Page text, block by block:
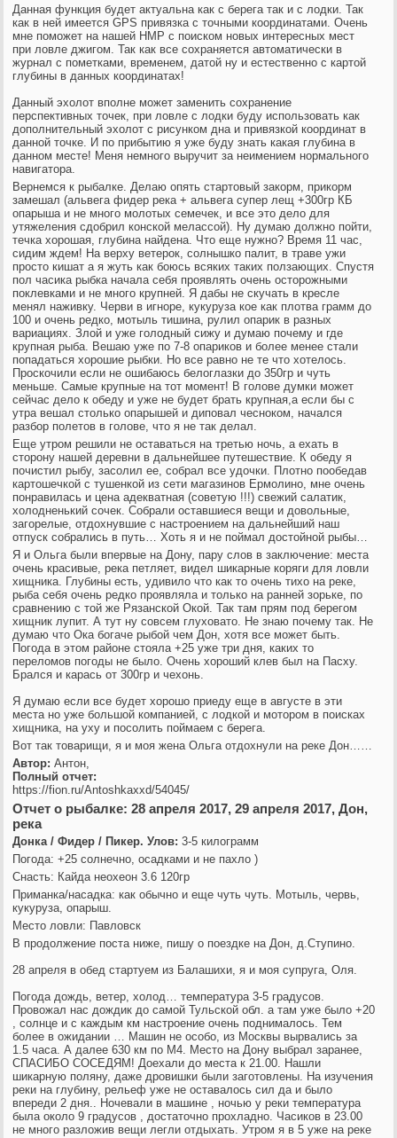
Данная функция будет актуальна как с берега так и с лодки. Так
как в ней имеется GPS привязка с точными координатами. Очень
мне поможет на нашей НМР с поиском новых интересных мест
при ловле джигом. Так как все сохраняется автоматически в
журнал с пометками, временем, датой ну и естественно с картой
глубины в данных координатах!
Данный эхолот вполне может заменить сохранение
перспективных точек, при ловле с лодки буду использовать как
дополнительный эхолот с рисунком дна и привязкой координат в
данной точке. И по прибытию я уже буду знать какая глубина в
данном месте! Меня немного выручит за неимением нормального
навигатора.
Вернемся к рыбалке. Делаю опять стартовый закорм, прикорм
замешал (альвега фидер река + альвега супер лещ +300гр КБ
опарыша и не много молотых семечек, и все это дело для
утяжеления сдобрил конской мелассой). Ну думаю должно пойти,
течка хорошая, глубина найдена. Что еще нужно? Время 11 час,
сидим ждем! На верху ветерок, солнышко палит, в траве ужи
просто кишат а я жуть как боюсь всяких таких ползающих. Спустя
пол часика рыбка начала себя проявлять очень осторожными
поклевками и не много крупней. Я дабы не скучать в кресле
менял наживку. Черви в игноре, кукуруза кое как плотва грамм до
100 и очень редко, мотыль тишина, рулил опарик в разных
вариациях. Злой и уже голодный сижу и думаю почему и где
крупная рыба. Вешаю уже по 7-8 опариков и более менее стали
попадаться хорошие рыбки. Но все равно не те что хотелось.
Проскочили если не ошибаюсь белоглазки до 350гр и чуть
меньше. Самые крупные на тот момент! В голове думки может
сейчас дело к обеду и уже не будет брать крупная,а если бы с
утра вешал столько опарышей и диповал чесноком, начался
разбор полетов в голове, что я не так делал.
Еще утром решили не оставаться на третью ночь, а ехать в
сторону нашей деревни в дальнейшее путешествие. К обеду я
почистил рыбу, засолил ее, собрал все удочки. Плотно пообедав
картошечкой с тушенкой из сети магазинов Ермолино, мне очень
понравилась и цена адекватная (советую !!!) свежий салатик,
холодненький сочек. Собрали оставшиеся вещи и довольные,
загорелые, отдохнувшие с настроением на дальнейший наш
отпуск собрались в путь… Хоть я и не поймал достойной рыбы…
Я и Ольга были впервые на Дону, пару слов в заключение: места
очень красивые, река петляет, видел шикарные коряги для ловли
хищника. Глубины есть, удивило что как то очень тихо на реке,
рыба себя очень редко проявляла и только на ранней зорьке, по
сравнению с той же Рязанской Окой. Так там прям под берегом
хищник лупит. А тут ну совсем глуховато. Не знаю почему так. Не
думаю что Ока богаче рыбой чем Дон, хотя все может быть.
Погода в этом районе стояла +25 уже три дня, каких то
переломов погоды не было. Очень хороший клев был на Пасху.
Брался и карась от 300гр и чехонь.
Я думаю если все будет хорошо приеду еще в августе в эти
места но уже большой компанией, с лодкой и мотором в поисках
хищника, на уху и посолить поймаем с берега.
Вот так товарищи, я и моя жена Ольга отдохнули на реке Дон……
Автор:Антон,
Полный отчет:
https://fion.ru/Antoshkaxxd/54045/
Отчет о рыбалке: 28 апреля 2017, 29 апреля 2017, Дон,
река
Донка / Фидер / Пикер. Улов:3-5 килограмм
Погода: +25 солнечно, осадками и не пахло )
Снасть: Кайда неохеон 3.6 120гр
Приманка/насадка: как обычно и еще чуть чуть. Мотыль, червь,
кукуруза, опарыш.
Место ловли: Павловск
В продолжение поста ниже, пишу о поездке на Дон, д.Ступино.
28 апреля в обед стартуем из Балашихи, я и моя супруга, Оля.
Погода дождь, ветер, холод… температура 3-5 градусов.
Провожал нас дождик до самой Тульской обл. а там уже было +20
, солнце и с каждым км настроение очень поднималось. Тем
более в ожидании … Машин не особо, из Москвы вырвались за
1.5 часа. А далее 630 км по М4. Место на Дону выбрал заранее,
СПАСИБО СОСЕДЯМ! Доехали до места к 21.00. Нашли
шикарную поляну, даже дровишки были заготовлены. На изучения
реки на глубину, рельеф уже не оставалось сил да и было
впереди 2 дня.. Ночевали в машине , ночью у реки температура
была около 9 градусов , достаточно прохладно. Часиков в 23.00
не много разложив вещи легли отдыхать. Утром я в 5 уже на реке